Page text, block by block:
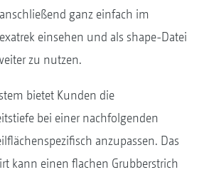
ganz einfach im
einsehen und als shape-Datei
zu nutzen.
bietet Kunden die
bei einer nachfolgenden
anzupassen. Das
kann einen flachen Grubberstrich